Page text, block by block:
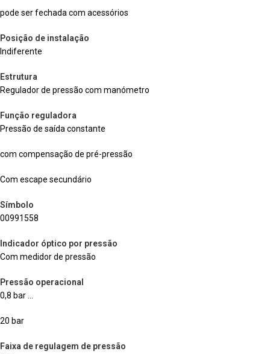
pode ser fechada com acessórios
Posição de instalação
Indiferente
Estrutura
Regulador de pressão com manómetro
Função reguladora
Pressão de saída constante
com compensação de pré-pressão
Com escape secundário
Símbolo
00991558
Indicador óptico por pressão
Com medidor de pressão
Pressão operacional
0,8 bar …
20 bar
Faixa de regulagem de pressão